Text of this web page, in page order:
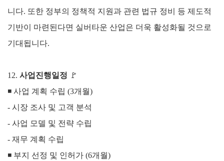
니다. 또한 정부의 정책적 지원과 관련 법규 정비 등 제도적
기반이 마련된다면 실버타운 산업은 더욱 활성화될 것으로
기대됩니다.
12. 사업진행일정
🚩
◾ 사업 계획 수립 (3개월)
- 시장 조사 및 고객 분석
- 사업 모델 및 전략 수립
- 재무 계획 수립
◾ 부지 선정 및 인허가 (6개월)